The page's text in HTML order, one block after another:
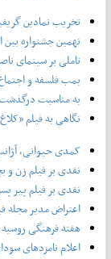
تخریب نمادین
نهمین جشنواره بین
تاملی بر سینمای
بمب فلسفه و
به مناسبت درگذشت
نگاهی به فیلم
کمدی حیوانی،
نقدی بر فیلم زن و
نقدی بر فیلم پیر پسر
اعتراض مدیر مجله
هفته فرهنگی روسیه
اعلام نامزدهای